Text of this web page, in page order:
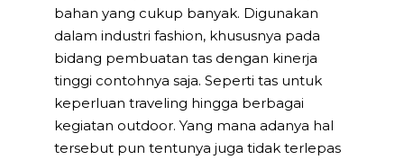
bahan yang cukup banyak. Digunakan
dalam industri fashion, khususnya pada
bidang pembuatan tas dengan kinerja
tinggi contohnya saja. Seperti tas untuk
keperluan traveling hingga berbagai
kegiatan outdoor. Yang mana adanya hal
tersebut pun tentunya juga tidak terlepas